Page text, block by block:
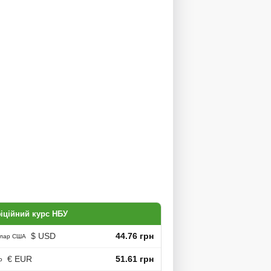
курс НБУ
США $ USD 44.76 грн
€ EUR 51.61 грн